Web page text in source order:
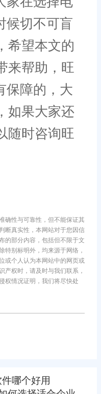
候切不可盲
希望本文的
来帮助，旺
保障的，大
如果大家还
随时咨询旺
确性与可靠性，但不能保证其
断真实性，本网站对于您因信
的部分内容，包括但不限于文
特别标明外，均来源于网络，
或个人认为本网站中的网页或
产权时，请及时与我们联系，
权情况证明，我们将尽快处
件哪个好用